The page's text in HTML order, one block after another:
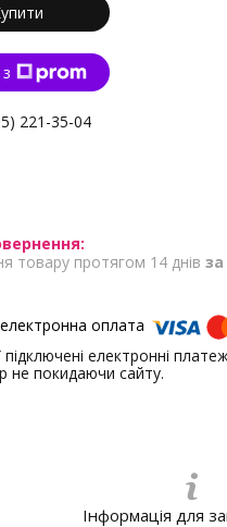
221-35-04
товару протягом 14 днів
підключені електронні
не покидаючи сайту.
Інформація для